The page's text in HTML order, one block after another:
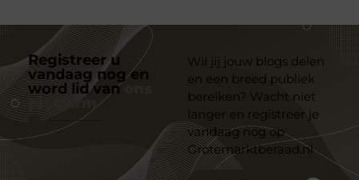
Registreer u
vandaag nog en
word lid van
platform
Wil jij jouw blogs delen
en een breed publiek
bereiken? Wacht niet
langer en registreer je
vandaag nog op
Grotemarktberaad.nl